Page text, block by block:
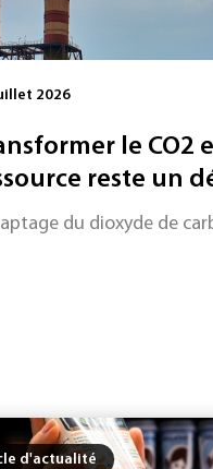
les contaminants déjà
tournant avec un
2026
le CO2
reste un
du dioxyde de
d'actualité